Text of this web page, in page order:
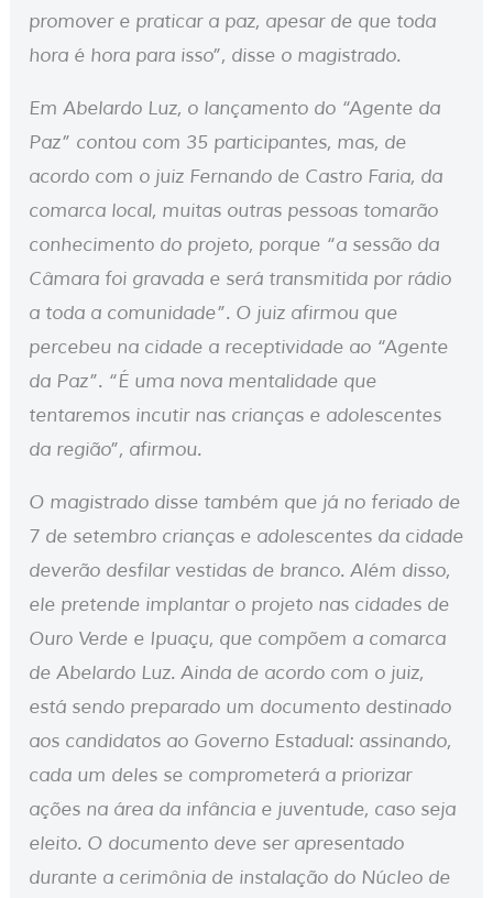
promover e praticar a paz, apesar de que toda
hora é hora para isso”, disse o magistrado.
Em Abelardo Luz, o lançamento do “Agente da
Paz” contou com 35 participantes, mas, de
acordo com o juiz Fernando de Castro Faria, da
comarca local, muitas outras pessoas tomarão
conhecimento do projeto, porque “a sessão da
Câmara foi gravada e será transmitida por rádio
a toda a comunidade”. O juiz afirmou que
percebeu na cidade a receptividade ao “Agente
da Paz”. “É uma nova mentalidade que
tentaremos incutir nas crianças e adolescentes
da região”, afirmou.
O magistrado disse também que já no feriado de
7 de setembro crianças e adolescentes da cidade
deverão desfilar vestidas de branco. Além disso,
ele pretende implantar o projeto nas cidades de
Ouro Verde e Ipuaçu, que compõem a comarca
de Abelardo Luz. Ainda de acordo com o juiz,
está sendo preparado um documento destinado
aos candidatos ao Governo Estadual: assinando,
cada um deles se comprometerá a priorizar
ações na área da infância e juventude, caso seja
eleito. O documento deve ser apresentado
durante a cerimônia de instalação do Núcleo de